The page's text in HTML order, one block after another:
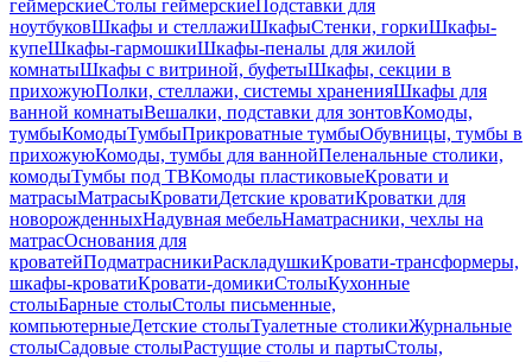
геймерскиеСтолы геймерскиеПодставки для
ноутбуковШкафы и стеллажиШкафыСтенки, горкиШкафы-
купеШкафы-гармошкиШкафы-пеналы для жилой
комнатыШкафы с витриной, буфетыШкафы, секции в
прихожуюПолки, стеллажи, системы храненияШкафы для
ванной комнатыВешалки, подставки для зонтовКомоды,
тумбыКомодыТумбыПрикроватные тумбыОбувницы, тумбы в
прихожуюКомоды, тумбы для ваннойПеленальные столики,
комодыТумбы под ТВКомоды пластиковыеКровати и
матрасыМатрасыКроватиДетские кроватиКроватки для
новорожденныхНадувная мебельНаматрасники, чехлы на
матрасОснования для
кроватейПодматрасникиРаскладушкиКровати-трансформеры,
шкафы-кроватиКровати-домикиСтолыКухонные
столыБарные столыСтолы письменные,
компьютерныеДетские столыТуалетные столикиЖурнальные
столыСадовые столыРастущие столы и партыСтолы,